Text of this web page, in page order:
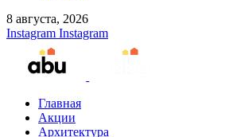
8 августа, 2026
Instagram Instagram
Главная
Акции
Архитектура